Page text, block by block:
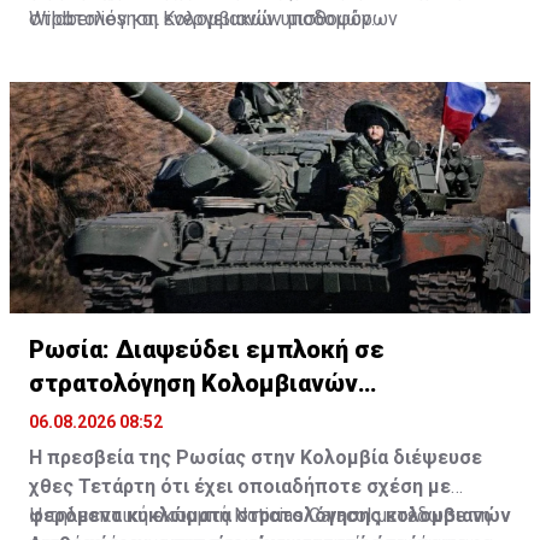
Wildberries και ενεργειακών υποδομών.
στρατολόγηση Κολομβιανών μισθοφόρων
Ρωσία: Διαψεύδει εμπλοκή σε
στρατολόγηση Κολομβιανών
μισθοφόρων
06.08.2026 08:52
Η πρεσβεία της Ρωσίας στην Κολομβία διέψευσε
χθες Τετάρτη ότι έχει οποιαδήποτε σχέση με
φερόμενα κυκλώματα στρατολόγησης κολομβιανών
Η τηλεοπτική εκπομπή Noticias Caracol μετέδωσε τη